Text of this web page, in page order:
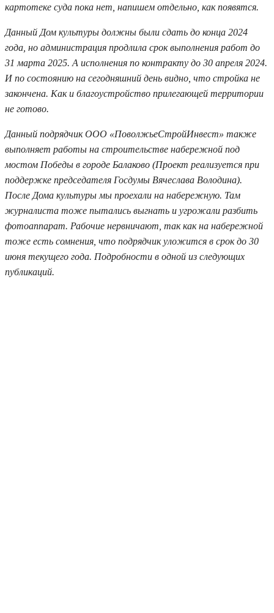
картотеке суда пока нет, напишем отдельно, как появятся.
Данный Дом культуры должны были сдать до конца 2024
года, но администрация продлила срок выполнения работ до
31 марта 2025. А исполнения по контракту до 30 апреля 2024.
И по состоянию на сегодняшний день видно, что стройка не
закончена. Как и благоустройство прилегающей территории
не готово.
Данный подрядчик ООО «ПоволжьеСтройИнвест» также
выполняет работы на строительстве набережной под
мостом Победы в городе Балаково (Проект реализуется при
поддержке председателя Госдумы Вячеслава Володина).
После Дома культуры мы проехали на набережную. Там
журналиста тоже пытались выгнать и угрожали разбить
фотоаппарат. Рабочие нервничают, так как на набережной
тоже есть сомнения, что подрядчик уложится в срок до 30
июня текущего года. Подробности в одной из следующих
публикаций.